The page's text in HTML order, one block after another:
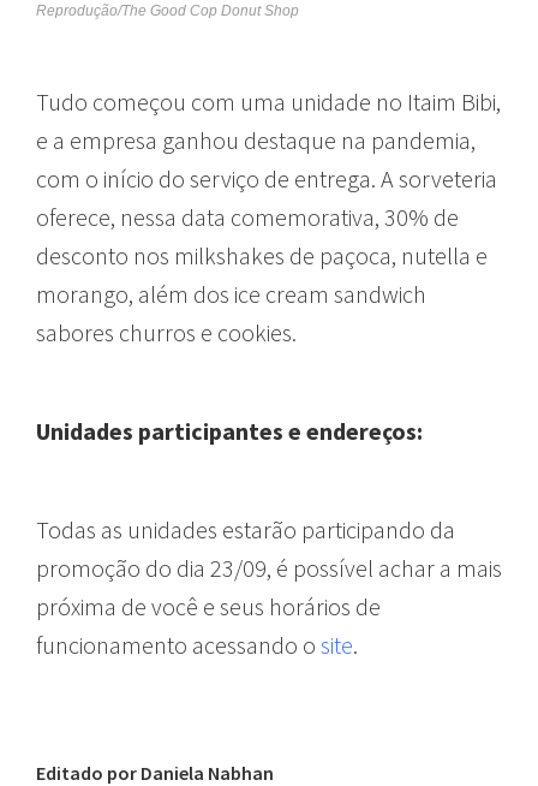
Reprodução/The Good Cop Donut Shop
Tudo começou com uma unidade no Itaim Bibi,
e a empresa ganhou destaque na pandemia,
com o início do serviço de entrega. A sorveteria
oferece, nessa data comemorativa, 30% de
desconto nos milkshakes de paçoca, nutella e
morango, além dos ice cream sandwich
sabores churros e cookies.
Unidades participantes e endereços:
Todas as unidades estarão participando da
promoção do dia 23/09, é possível achar a mais
próxima de você e seus horários de
funcionamento acessando o site.
Editado por Daniela Nabhan